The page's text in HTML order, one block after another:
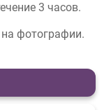
3 часов.
на фотографии.